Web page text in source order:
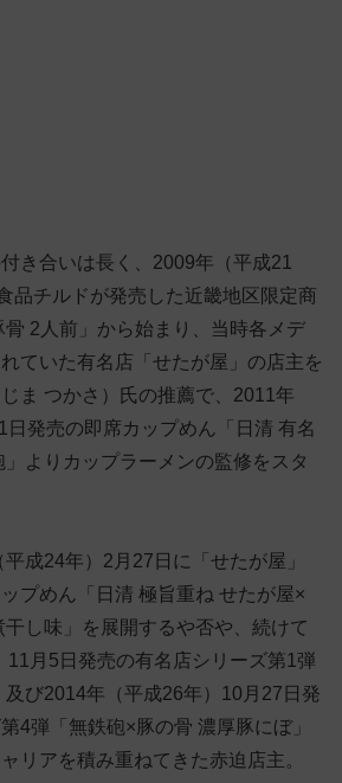
き合いは長く、2009年（平成21
品チルドが発売した近畿地区限定商
2人前」から始まり、当時各メデ
ていた有名店「せたが屋」の店主を
ま つかさ）氏の推薦で、2011年
日発売の即席カップめん「日清 有名
よりカップラーメンの監修をスタ
成24年）2月27日に「せたが屋」
プめん「日清 極旨重ね せたが屋×
し味」を展開するや否や、続けて
11月5日発売の有名店シリーズ第1弾
及び2014年（平成26年）10月27日発
4弾「無鉄砲×豚の骨 濃厚豚にぼ」
リアを積み重ねてきた赤迫店主。